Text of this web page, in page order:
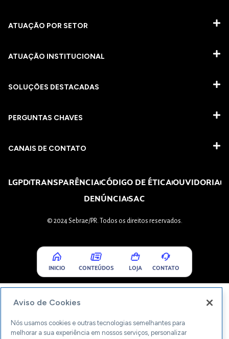
ATUAÇÃO POR SETOR
ATUAÇÃO INSTITUCIONAL
SOLUÇÕES DESTACADAS
PERGUNTAS CHAVES​
CANAIS DE CONTATO
LGPDTRANSPARÊNCIACÓDIGO DE ÉTICAOUVIDORIA
DENÚNCIASAC
© 2024 Sebrae/PR. Todos os direitos reservados.
INICIO CONTEÚDOS LOJA CONTATO
Aviso de Cookies
Nós usamos cookies e outras tecnologias semelhantes para
melhorar a sua experiência em nossos serviços, personalizar